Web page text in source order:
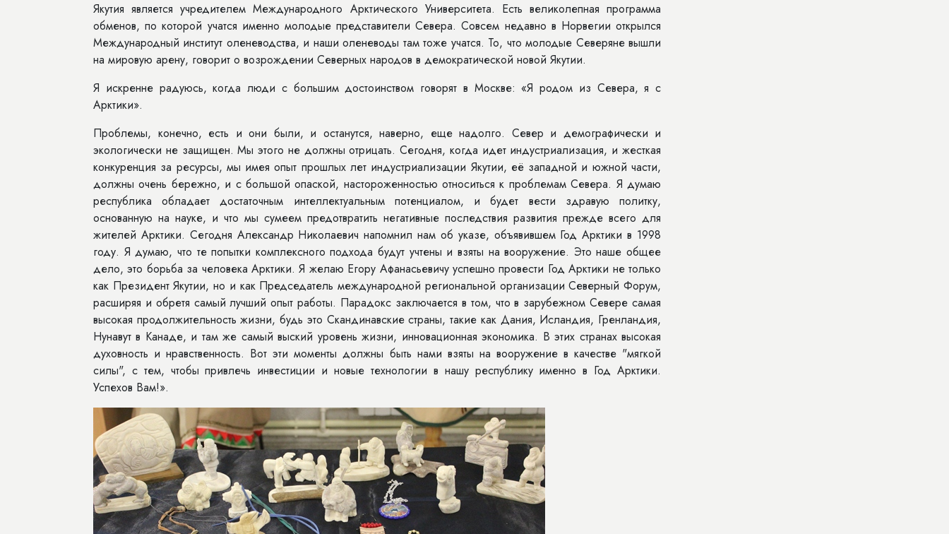
Якутия является учредителем Международного Арктического Университета. Есть великолепная программа
обменов, по которой учатся именно молодые представители Севера. Совсем недавно в Норвегии открылся
Международный институт оленеводства, и наши оленеводы там тоже учатся. То, что молодые Северяне вышли
на мировую арену, говорит о возрождении Северных народов в демократической новой Якутии.
Я искренне радуюсь, когда люди с большим достоинством говорят в Москве: «Я родом из Севера, я с
Арктики».
Проблемы, конечно, есть и они были, и останутся, наверно, еще надолго. Север и демографически и
экологически не защищен. Мы этого не должны отрицать. Сегодня, когда идет индустриализация, и жесткая
конкуренция за ресурсы, мы имея опыт прошлых лет индустриализации Якутии, её западной и южной части,
должны очень бережно, и с большой опаской, настороженностью относиться к проблемам Севера. Я думаю
республика обладает достаточным интеллектуальным потенциалом, и будет вести здравую политку,
основанную на науке, и что мы сумеем предотвратить негативные последствия развития прежде всего для
жителей Арктики. Сегодня Александр Николаевич напомнил нам об указе, объявившем Год Арктики в 1998
году. Я думаю, что те попытки комплексного подхода будут учтены и взяты на вооружение. Это наше общее
дело, это борьба за человека Арктики. Я желаю Егору Афанасьевичу успешно провести Год Арктики не только
как Президент Якутии, но и как Председатель международной региональной организации Северный Форум,
расширяя и обретя самый лучший опыт работы. Парадокс заключается в том, что в зарубежном Севере самая
высокая продолжительность жизни, будь это Скандинавские страны, такие как Дания, Исландия, Гренландия,
Нунавут в Канаде, и там же самый выский уровень жизни, инновационная экономика. В этих странах высокая
духовность и нравственность. Вот эти моменты должны быть нами взяты на вооружение в качестве "мягкой
силы", с тем, чтобы привлечь инвестиции и новые технологии в нашу республику именно в Год Арктики.
Успехов Вам!».